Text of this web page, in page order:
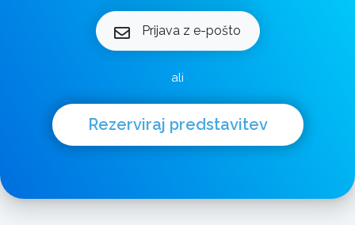
Prijava z e-pošto
ali
Rezerviraj predstavitev